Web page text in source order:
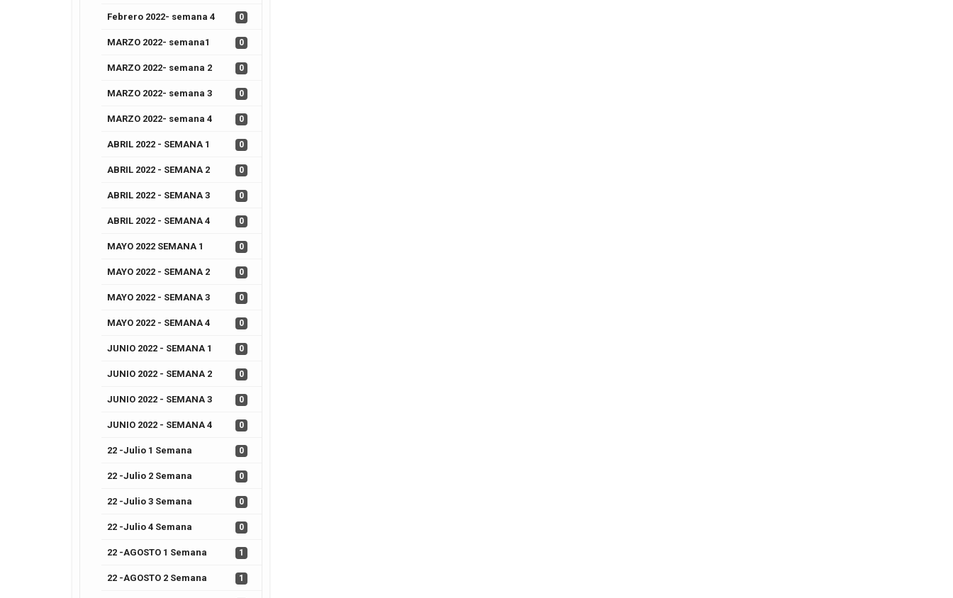
Febrero 2022- semana 4 0
MARZO 2022- semana1 0
MARZO 2022- semana 2 0
MARZO 2022- semana 3 0
MARZO 2022- semana 4 0
ABRIL 2022 - SEMANA 1 0
ABRIL 2022 - SEMANA 2 0
ABRIL 2022 - SEMANA 3 0
ABRIL 2022 - SEMANA 4 0
MAYO 2022 SEMANA 1 0
MAYO 2022 - SEMANA 2 0
MAYO 2022 - SEMANA 3 0
MAYO 2022 - SEMANA 4 0
JUNIO 2022 - SEMANA 1 0
JUNIO 2022 - SEMANA 2 0
JUNIO 2022 - SEMANA 3 0
JUNIO 2022 - SEMANA 4 0
22 -Julio 1 Semana 0
22 -Julio 2 Semana 0
22 -Julio 3 Semana 0
22 -Julio 4 Semana 0
22 -AGOSTO 1 Semana 1
22 -AGOSTO 2 Semana 1